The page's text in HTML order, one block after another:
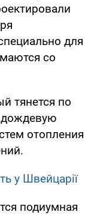
для
со
тянется по
дождевую
отопления
у Швейцарії
подиумная